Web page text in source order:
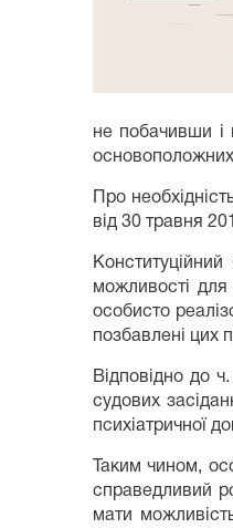
не побачивши і
Про
від 30 травня
можливості для
особисто
позбавлені цих
Відповідно до
судових
психіатричної
Таким чином,
справедливий
мати